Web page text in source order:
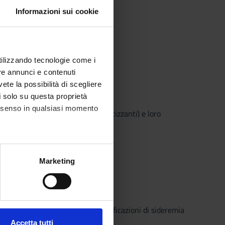
Informazioni sui cookie
tecnologie come i
annunci e contenuti
la possibilità di scegliere
su questa proprietà
in qualsiasi momento
metro,Marketing
Accetta tutti
fibrinose, emorragiche e necrotizzanti) e loro
catabolismo muscolare, modificazioni di sideremia